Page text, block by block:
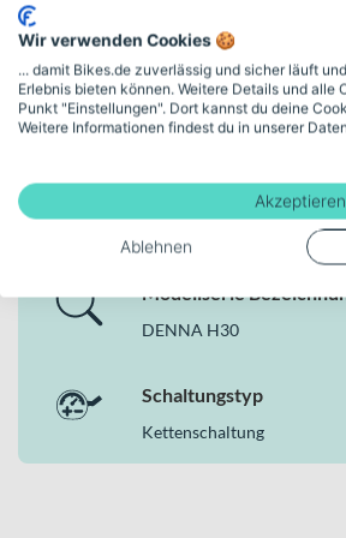
Deine Vorteile
Shimano EP600 Motor für
Orbea Internal 420Wh Akku mit
Hydraulische SHIMANO GRX
12-Gang-Kettenschaltung mit
Vittoria Terreno Dry Gravel G2.0
Warum dieses Bike in der
Als sportlich orientiertes E-Rennrad
Gabel und präzisen SHIMANO GRX
Deine Bike-
Modellserie
DENNA H30
Schaltungstyp
Kettenschaltung
Wir verwenden Cookies 🍪
... damit Bikes.de zuverlässig und sicher läuft
Erlebnis bieten können. Weitere Details und alle
Punkt "Einstellungen". Dort kannst du deine
Weitere Informationen findest du in unserer
Akzeptieren
Ablehnen